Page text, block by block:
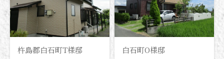
杵島郡白石町T様邸 白石町O様邸